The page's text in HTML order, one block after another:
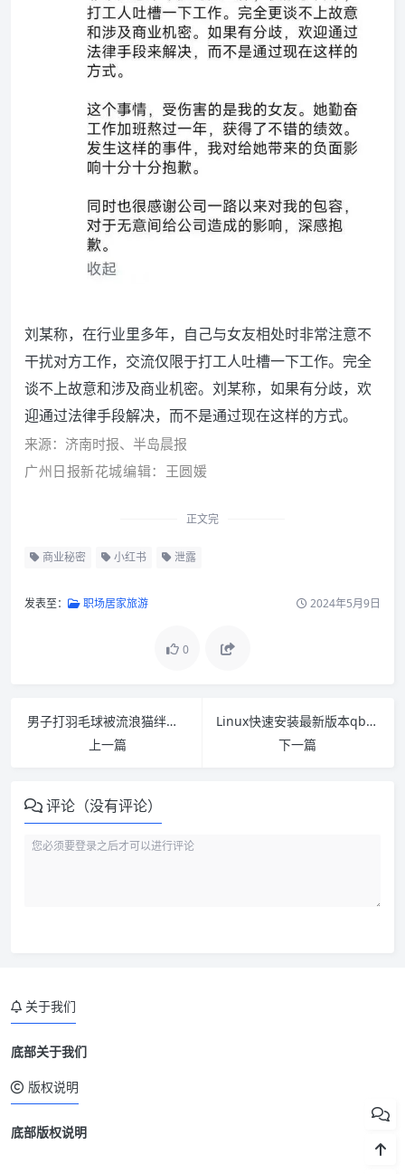
刘某称，在行业里多年，自己与女友相处时非常注意不
干扰对方工作，交流仅限于打工人吐槽一下工作。完全
谈不上故意和涉及商业机密。刘某称，如果有分歧，欢
迎通过法律手段解决，而不是通过现在这样的方式。
来源：济南时报、半岛晨报
广州日报新花城编辑：王圆媛
正文完
商业秘密 小红书 泄露
发表至： 职场居家旅游 2024年5月9日
0
男子打羽毛球被流浪猫绊倒致伤残，判赔24万元
上一篇
Linux快速安装最新版本qbittorrent-nox已编译静态程序
下一篇
评论（没有评论）
关于我们
底部关于我们
版权说明
底部版权说明